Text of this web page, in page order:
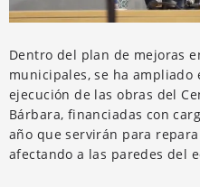
Dentro del plan de mejoras
municipales, se ha ampliado
ejecución de las obras del
Bárbara, financiadas con
año que servirán para
afectando a las paredes del